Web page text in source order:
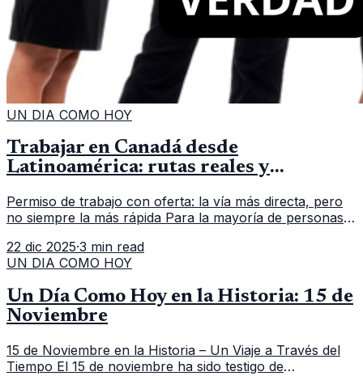
UN DIA COMO HOY
Trabajar en Canadá desde
Latinoamérica: rutas reales y
Permiso de trabajo con oferta: la vía más directa, pero
no siempre la más rápida Para la mayoría de personas
es una oferta la
22 dic 2025·3 min read
UN DIA COMO HOY
Un Día Como Hoy en la Historia: 15 de
Noviembre
15 de Noviembre en la Historia – Un Viaje a Través del
Tiempo El 15 de noviembre ha sido testigo de